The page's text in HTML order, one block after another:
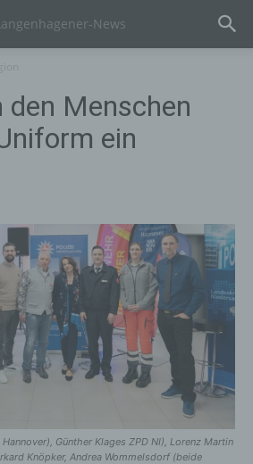
den Menschen
ein
Günther Klages ZPD NI), Lorenz Martin
Knöpker, Andrea Wommelsdorf (beide